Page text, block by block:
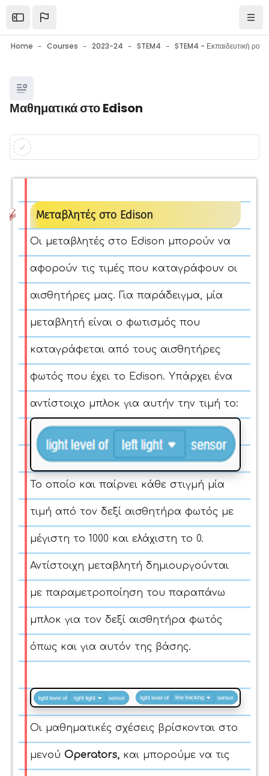
Open the sidebar
Home Courses 2023-24 STEM4
Blocks
Μαθηματικά στο Edison
Blocks
Completion requirements
Μεταβλητές στο Edison
Οι μεταβλητές στο Edison μπορούν να
αφορούν τις τιμές που καταγράφουν οι
αισθητήρες μας. Για παράδειγμα, μία
μεταβλητή είναι ο φωτισμός που
καταγράφεται από τους αισθητήρες
φωτός που έχει το Edison. Υπάρχει ένα
αντίστοιχο μπλοκ για αυτήν την τιμή το:
Το οποίο και παίρνει κάθε στιγμή μία
τιμή από τον δεξί αισθητήρα φωτός με
μέγιστη το 1000 και ελάχιστη το 0.
Αντίστοιχη μεταβλητή δημιουργούνται
με παραμετροποίηση του παραπάνω
μπλοκ για τον δεξί αισθητήρα φωτός
όπως και για αυτόν της βάσης.
Οι μαθηματικές σχέσεις βρίσκονται στο
μενού Operators, και μπορούμε να τις